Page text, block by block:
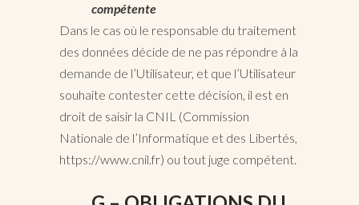
compétente
Dans le cas où le responsable du traitement
des données décide de ne pas répondre à la
demande de l’Utilisateur, et que l’Utilisateur
souhaite contester cette décision, il est en
droit de saisir la CNIL (Commission
Nationale de l’Informatique et des Libertés,
https://www.cnil.fr) ou tout juge compétent.